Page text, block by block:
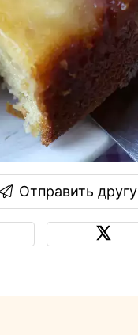
Отправить другу